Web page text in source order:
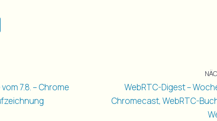
7.8. – Chrome
WebRTC-Digest –
Chromecast, WebRTC-